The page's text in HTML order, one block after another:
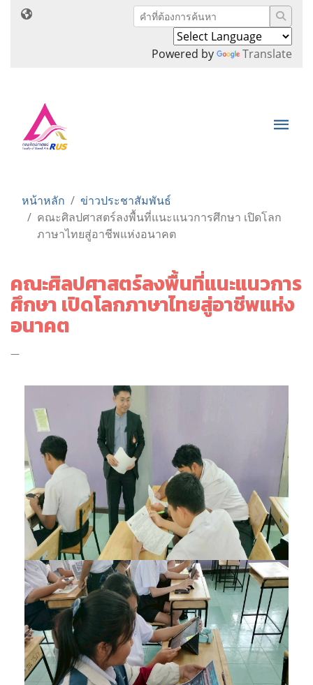
Powered by Translate
หน้าหลัก
ข่าวประชาสัมพันธ์
คณะศิลปศาสตร์ลงพื้นที่แนะแนวการศึกษา เปิดโลก
ภาษาไทยสู่อาชีพแห่งอนาคต
คณะศิลปศาสตร์ลงพื้นที่แนะแนวการ
ศึกษา เปิดโลกภาษาไทยสู่อาชีพแห่ง
อนาคต